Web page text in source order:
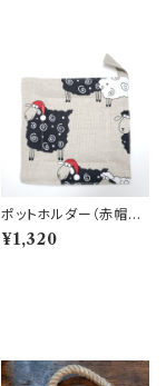
ポットホルダー（赤帽子
ひつじ）
¥1,320